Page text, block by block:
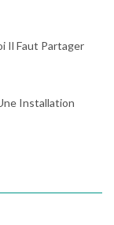
Il Faut Partager
Installation